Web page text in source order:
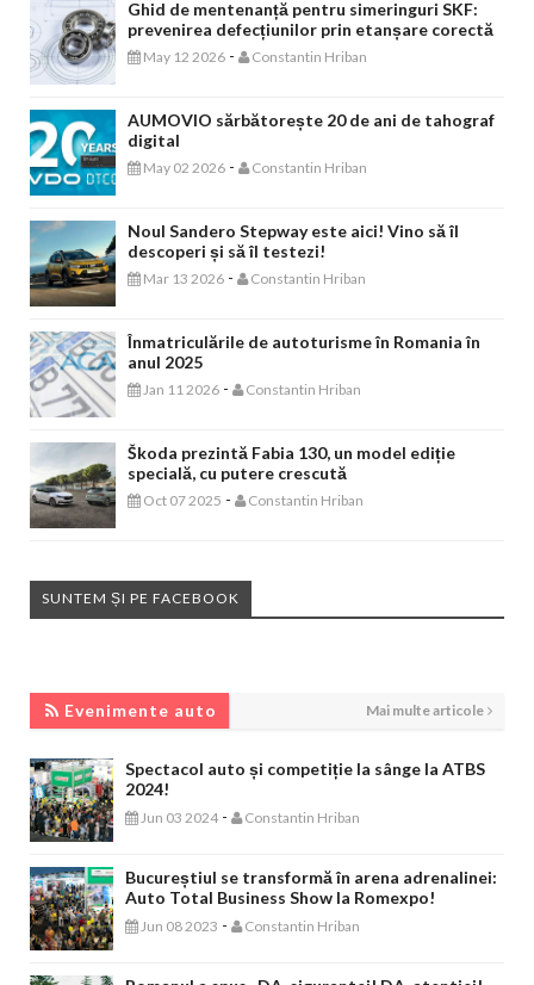
Ghid de mentenanță pentru simeringuri SKF:
prevenirea defecțiunilor prin etanșare corectă
May 12 2026 - Constantin Hriban
AUMOVIO sărbătorește 20 de ani de tahograf
digital
May 02 2026 - Constantin Hriban
Noul Sandero Stepway este aici! Vino să îl
descoperi și să îl testezi!
Mar 13 2026 - Constantin Hriban
Înmatriculările de autoturisme în Romania în
anul 2025
Jan 11 2026 - Constantin Hriban
Škoda prezintă Fabia 130, un model ediție
specială, cu putere crescută
Oct 07 2025 - Constantin Hriban
SUNTEM ȘI PE FACEBOOK
Evenimente auto Mai multe articole
Spectacol auto și competiție la sânge la ATBS
2024!
Jun 03 2024 - Constantin Hriban
Bucureștiul se transformă în arena adrenalinei:
Auto Total Business Show la Romexpo!
Jun 08 2023 - Constantin Hriban